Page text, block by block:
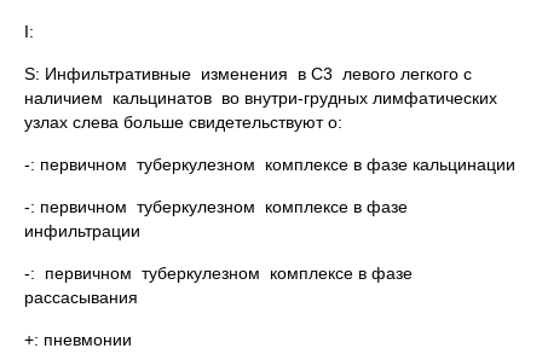
I:
S: Инфильтративные изменения в С3 левого легкого с
наличием кальцинатов во внутри-грудных лимфатических
узлах слева больше свидетельствуют о:
-: первичном туберкулезном комплексе в фазе кальцинации
-: первичном туберкулезном комплексе в фазе
инфильтрации
-: первичном туберкулезном комплексе в фазе
рассасывания
+: пневмонии